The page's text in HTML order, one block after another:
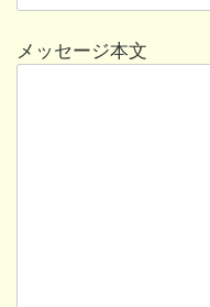
メッセージ本文